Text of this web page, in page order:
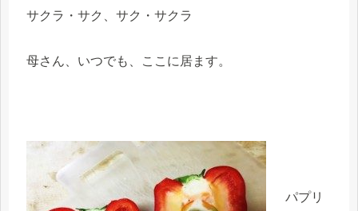
サクラ・サク、サク・サクラ
母さん、いつでも、ここに居ます。
パプリ